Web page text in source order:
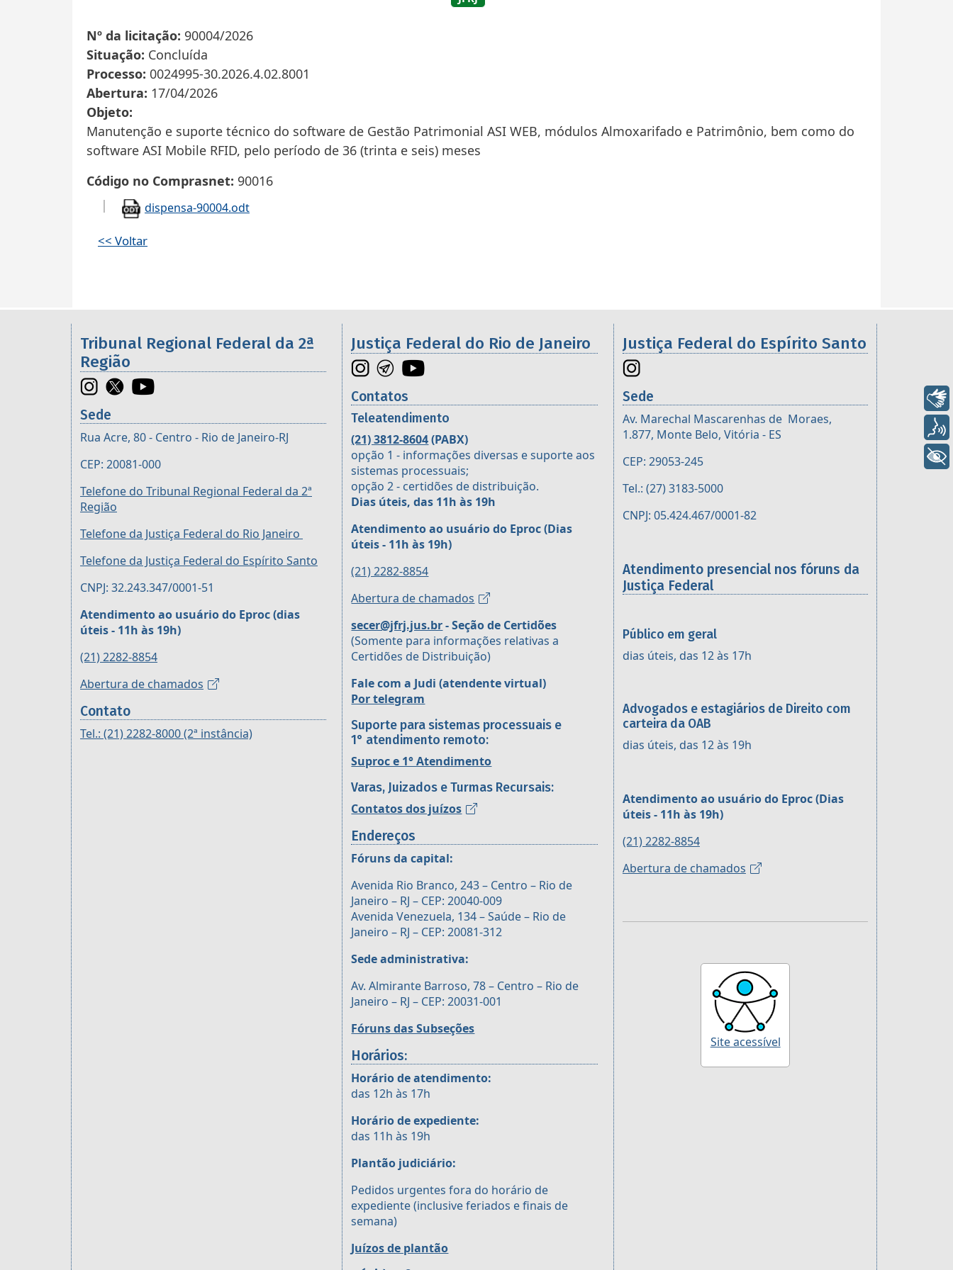
Nº da licitação 90004/2026
Situação Concluída
Processo 0024995-30.2026.4.02.8001
Abertura 17/04/2026
Objeto
Manutenção e suporte técnico do software de Gestão Patrimonial ASI WEB, módulos Almoxarifado e Patrimônio, bem como do
software ASI Mobile RFID, pelo período de 36 (trinta e seis) meses
Código no Comprasnet 90016
dispensa-90004.odt
<< Voltar
Informações úteis sobre os órgãos da 2ª Região
Tribunal Regional Federal da 2ª
Região
Sede
Rua Acre, 80 - Centro - Rio de Janeiro-RJ
CEP: 20081-000
Telefone do Tribunal Regional Federal da 2ª
Região
Telefone da Justiça Federal do Rio Janeiro
Telefone da Justiça Federal do Espírito Santo
CNPJ: 32.243.347/0001-51
Atendimento ao usuário do Eproc (dias
úteis - 11h às 19h)
(21) 2282-8854
Abertura de chamados
Contato
Tel.: (21) 2282-8000 (2ª instância)
Justiça Federal do Rio de Janeiro
Contatos
Teleatendimento
(21) 3812-8604(PABX)
opção 1 - informações diversas e suporte aos
sistemas processuais;
opção 2 - certidões de distribuição.
Dias úteis, das 11h às 19h
Atendimento ao usuário do Eproc (Dias
úteis - 11h às 19h)
(21) 2282-8854
Abertura de chamados
secer@jfrj.jus.br- Seção de Certidões
(Somente para informações relativas a
Certidões de Distribuição)
Fale com a Judi (atendente virtual)
Por telegram
Suporte para sistemas processuais e
1° atendimento remoto:
Suproc e 1° Atendimento
Varas, Juizados e Turmas Recursais:
Contatos dos juízos
Endereços
Fóruns da capital:
Avenida Rio Branco, 243 – Centro – Rio de
Janeiro – RJ – CEP: 20040-009
Avenida Venezuela, 134 – Saúde – Rio de
Janeiro – RJ – CEP: 20081-312
Sede administrativa:
Av. Almirante Barroso, 78 – Centro – Rio de
Janeiro – RJ – CEP: 20031-001
Fóruns das Subseções
Horários:
Horário de atendimento:
das 12h às 17h
Horário de expediente:
das 11h às 19h
Plantão judiciário:
Pedidos urgentes fora do horário de
expediente (inclusive feriados e finais de
semana)
Juízos de plantão
Justiça Federal do Espírito Santo
Sede
Av. Marechal Mascarenhas de Moraes,
1.877, Monte Belo, Vitória - ES
CEP: 29053-245
Tel.: (27) 3183-5000
CNPJ: 05.424.467/0001-82
Atendimento presencial nos fóruns da
Justiça Federal
Público em geral
dias úteis, das 12 às 17h
Advogados e estagiários de Direito com
carteira da OAB
dias úteis, das 12 às 19h
Atendimento ao usuário do Eproc (Dias
úteis - 11h às 19h)
(21) 2282-8854
Abertura de chamados
Site acessível
Libras
+ Acessibilidade